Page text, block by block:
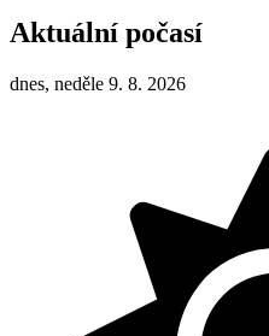
Aktuální počasí
dnes, neděle 9. 8. 2026